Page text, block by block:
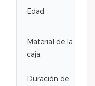
Edad:
Material de la
caja:
Duración de